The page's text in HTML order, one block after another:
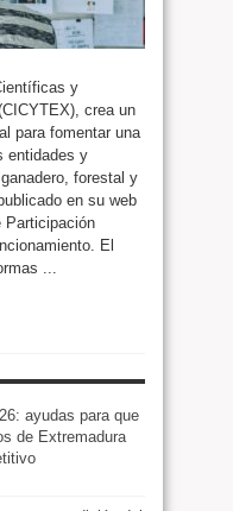
y
crea un
para fomentar una
entidades y
forestal y
en su web
Participación
El
...
ayudas para que
de Extremadura